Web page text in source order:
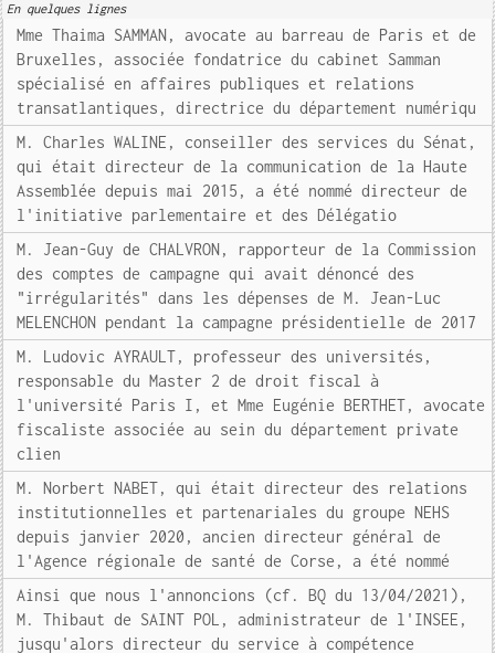
En quelques lignes
Mme Thaima SAMMAN, avocate au barreau de Paris et de
Bruxelles, associée fondatrice du cabinet Samman
spécialisé en affaires publiques et relations
transatlantiques, directrice du département numériqu
M. Charles WALINE, conseiller des services du Sénat,
qui était directeur de la communication de la Haute
Assemblée depuis mai 2015, a été nommé directeur de
l'initiative parlementaire et des Délégatio
M. Jean-Guy de CHALVRON, rapporteur de la Commission
des comptes de campagne qui avait dénoncé des
"irrégularités" dans les dépenses de M. Jean-Luc
MELENCHON pendant la campagne présidentielle de 2017
M. Ludovic AYRAULT, professeur des universités,
responsable du Master 2 de droit fiscal à
l'université Paris I, et Mme Eugénie BERTHET, avocate
fiscaliste associée au sein du département private
clien
M. Norbert NABET, qui était directeur des relations
institutionnelles et partenariales du groupe NEHS
depuis janvier 2020, ancien directeur général de
l'Agence régionale de santé de Corse, a été nommé
Ainsi que nous l'annoncions (cf. BQ du 13/04/2021),
M. Thibaut de SAINT POL, administrateur de l'INSEE,
jusqu'alors directeur du service à compétence